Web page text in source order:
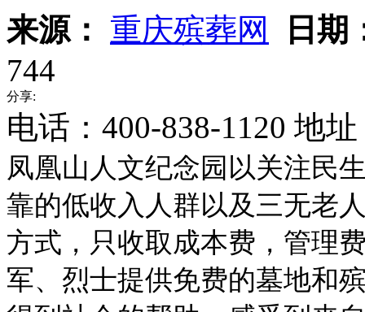
来源： 重庆殡葬网
日期
744
分享:
电话：400-838-1120 地
凤凰山人文纪念园以关注民
靠的低收入人群以及三无老
方式，只收取成本费，管理
军、烈士提供免费的墓地和